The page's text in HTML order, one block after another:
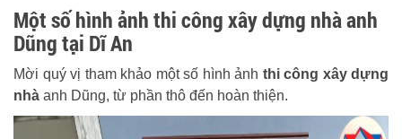
Một số hình ảnh thi công xây dựng nhà anh
Dũng tại Dĩ An
Mời quý vị tham khảo một số hình ảnh thi công xây dựng
nhà anh Dũng, từ phần thô đến hoàn thiện.